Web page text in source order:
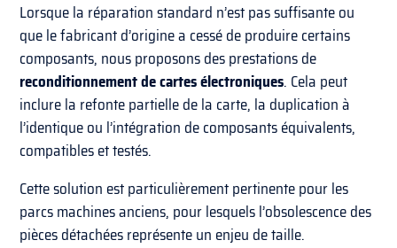
Lorsque la réparation standard n’est pas suffisante ou
que le fabricant d’origine a cessé de produire certains
composants, nous proposons des prestations de
reconditionnement de cartes électroniques. Cela peut
inclure la refonte partielle de la carte, la duplication à
l’identique ou l’intégration de composants équivalents,
compatibles et testés.
Cette solution est particulièrement pertinente pour les
parcs machines anciens, pour lesquels l’obsolescence des
pièces détachées représente un enjeu de taille.